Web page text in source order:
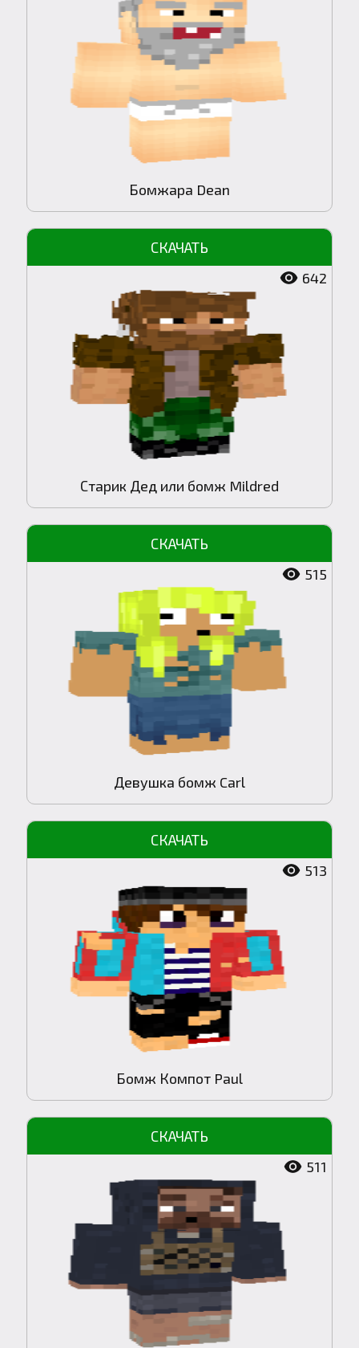
Бомжара Dean
642
Старик Дед или бомж Mildred
515
Девушка бомж Carl
513
Бомж Компот Paul
511